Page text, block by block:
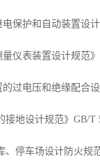
保护和自动装置设计
仪表装置设计规范》
过电压和绝缘配合设
地设计规范》GB/T
停车场设计防火规范